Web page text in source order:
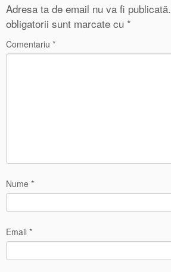
Adresa ta de email nu va fi publicată.
obligatorii sunt marcate cu *
Comentariu *
Nume *
Email *